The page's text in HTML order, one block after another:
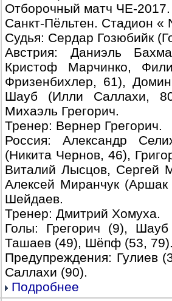
Отборочный матч ЧЕ-2017.
Санкт-Пёльтен. Стадион «
Судья: Сердар Гозюбийк
Австрия: Даниэль
Кристоф Марчинко,
Фризенбихлер, 61),
Шауб (Илли Саллахи,
Михаэль Грегорич.
Тренер: Вернер Грегорич.
Россия: Александр
(Никита Чернов, 46),
Виталий Лысцов, Сергей
Алексей Миранчук
Шейдаев.
Тренер: Дмитрий Хомуха.
Голы: Грегорич (9),
Ташаев (49), Шёпф (53,
Предупреждения: Гулиев
Саллахи (90).
Подробнее